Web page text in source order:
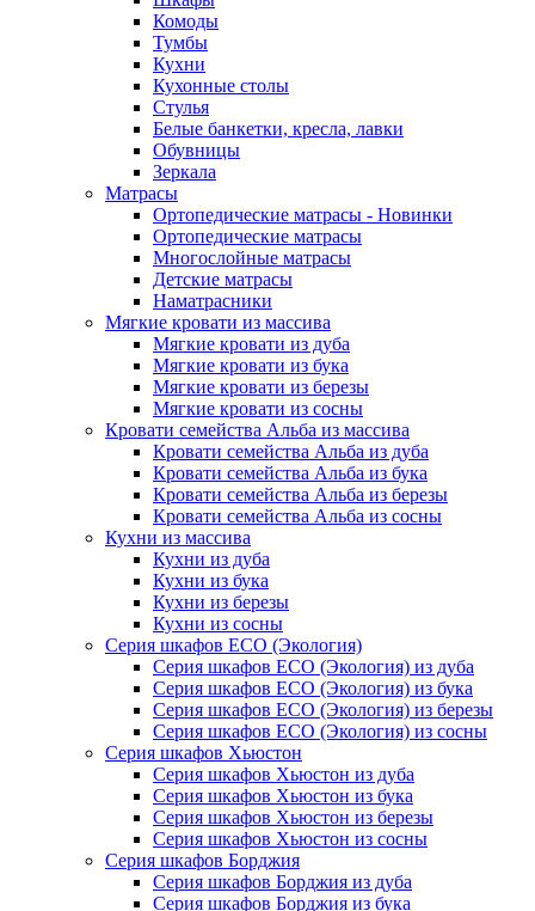
Комоды
Тумбы
Кухни
Кухонные столы
Стулья
Белые банкетки, кресла, лавки
Обувницы
Зеркала
Матрасы
Ортопедические матрасы - Новинки
Ортопедические матрасы
Многослойные матрасы
Детские матрасы
Наматрасники
Мягкие кровати из массива
Мягкие кровати из дуба
Мягкие кровати из бука
Мягкие кровати из березы
Мягкие кровати из сосны
Кровати семейства Альба из массива
Кровати семейства Альба из дуба
Кровати семейства Альба из бука
Кровати семейства Альба из березы
Кровати семейства Альба из сосны
Кухни из массива
Кухни из дуба
Кухни из бука
Кухни из березы
Кухни из сосны
Серия шкафов ECO (Экология)
Серия шкафов ECO (Экология) из дуба
Серия шкафов ECO (Экология) из бука
Серия шкафов ECO (Экология) из березы
Серия шкафов ECO (Экология) из сосны
Серия шкафов Хьюстон
Серия шкафов Хьюстон из дуба
Серия шкафов Хьюстон из бука
Серия шкафов Хьюстон из березы
Серия шкафов Хьюстон из сосны
Серия шкафов Борджия
Серия шкафов Борджия из дуба
Серия шкафов Борджия из бука